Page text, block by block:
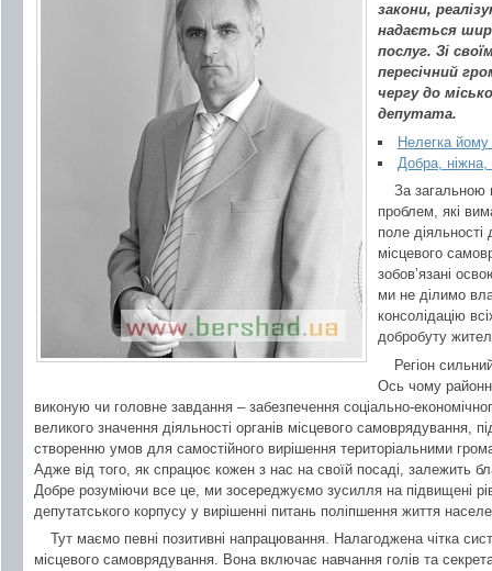
закони,
надається
послуг. Зі
пересічний
чергу до
депутата.
Нелегка
Добра, ніжна,
За загальною
проблем, які
поле діяльності
місцевого
зобов’язані
ми не ділимо
консолідацію
добробуту
Регіон
Ось чому
виконую чи головне завдання – забезпечення соціально-
великого значення діяльності органів місцевого самоврядування,
створенню умов для самостійного вирішення територіальними
Адже від того, як спрацює кожен з нас на своїй посаді, залежить
Добре розуміючи все це, ми зосереджуємо зусилля на підвищені
депутатського корпусу у вирішенні питань поліпшення життя
Тут маємо певні позитивні напрацювання. Налагоджена чітка
місцевого самоврядування. Вона включає навчання голів та